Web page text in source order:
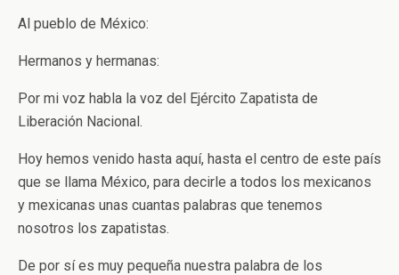
Al pueblo de México:
Hermanos y hermanas:
Por mi voz habla la voz del Ejército Zapatista de
Liberación Nacional.
Hoy hemos venido hasta aquí, hasta el centro de este país
que se llama México, para decirle a todos los mexicanos
y mexicanas unas cuantas palabras que tenemos
nosotros los zapatistas.
De por sí es muy pequeña nuestra palabra de los